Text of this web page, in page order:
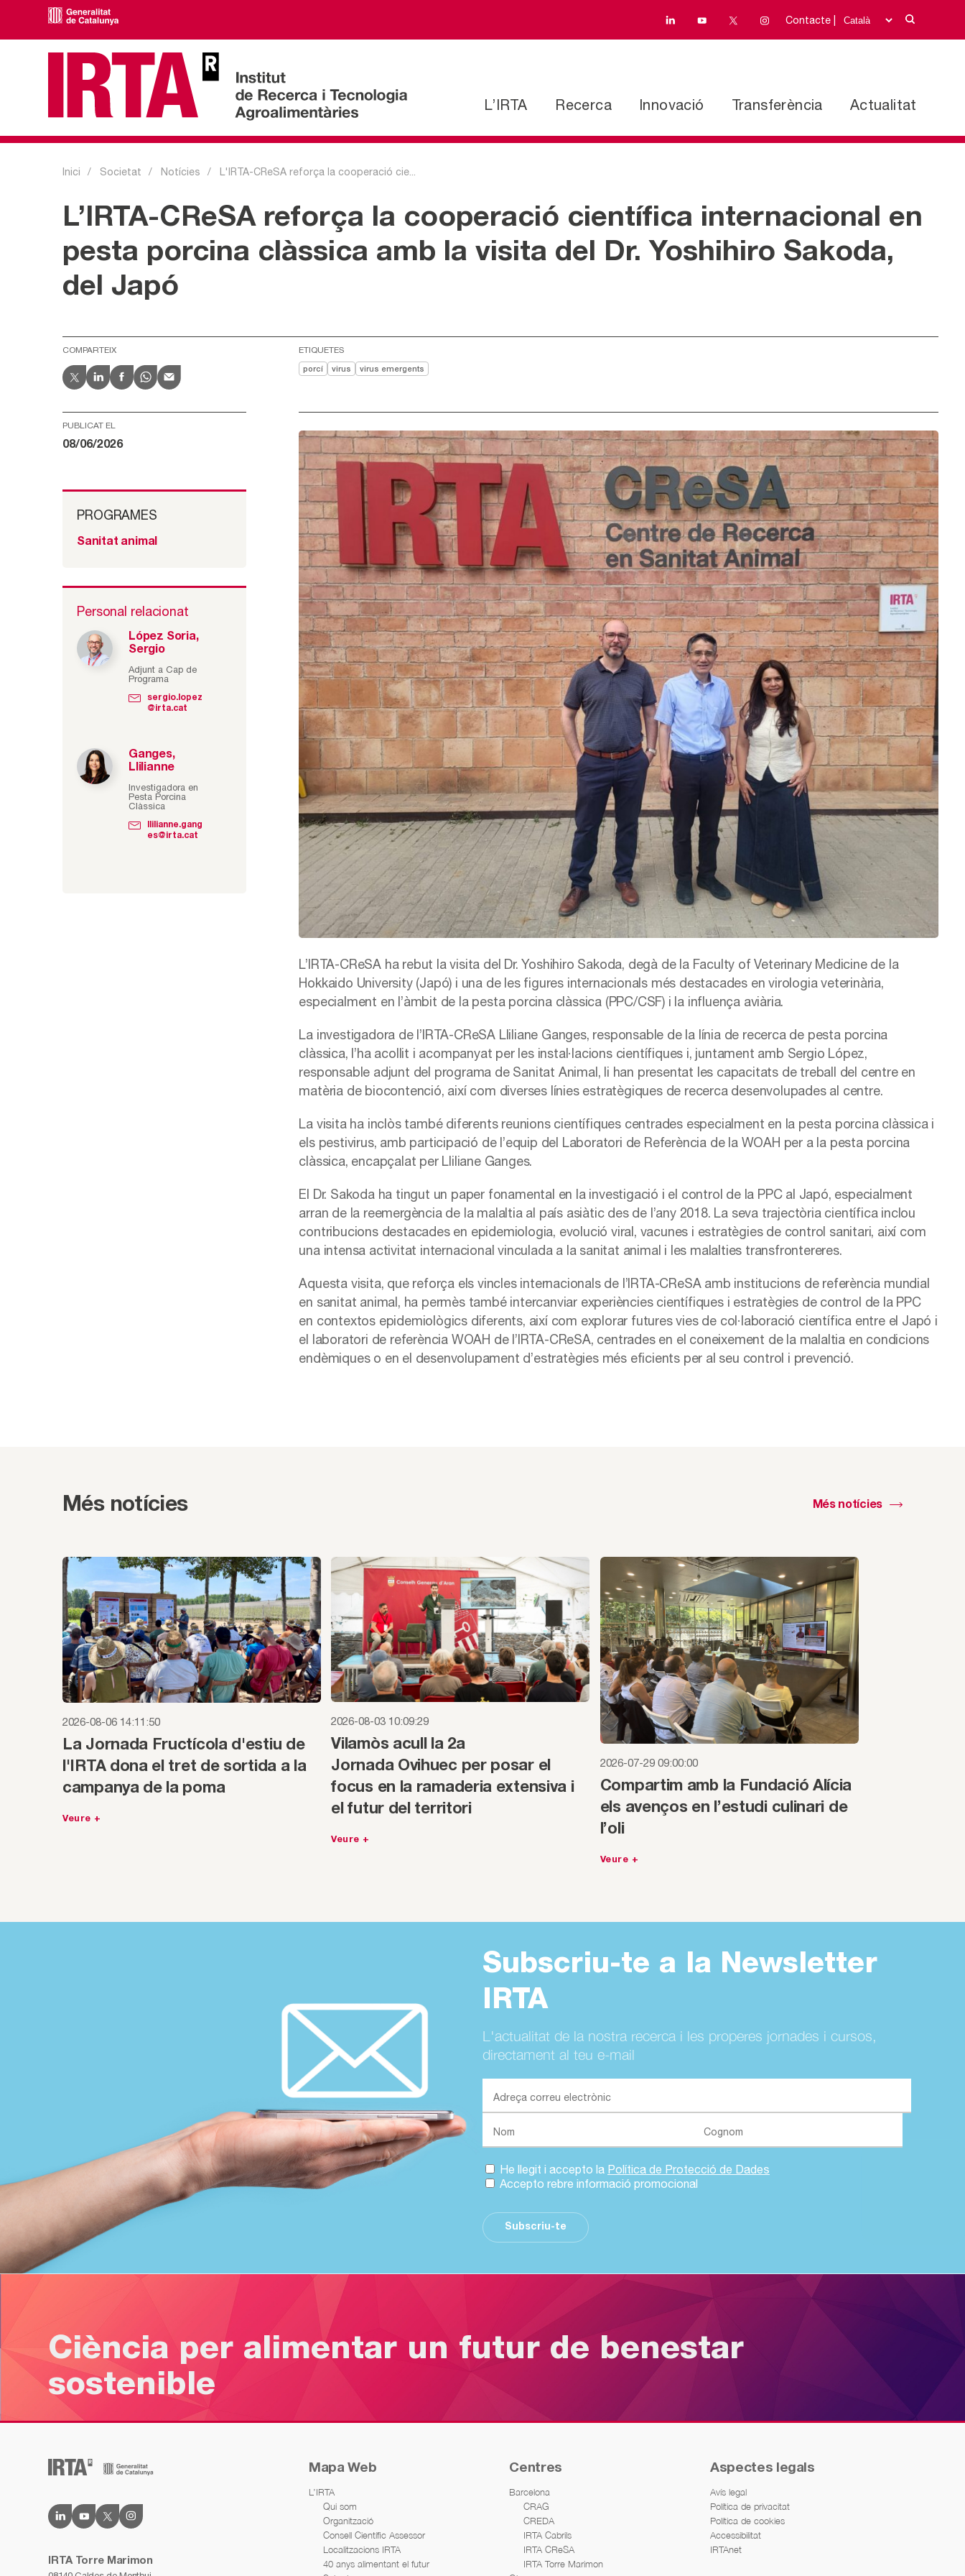
Contacte |
L’IRTA Recerca Innovació Transferència Actualitat
Inici Societat Notícies L'IRTA-CReSA reforça la cooperació cie...
L’IRTA-CReSA reforça la cooperació científica internacional en
pesta porcina clàssica amb la visita del Dr. Yoshihiro Sakoda,
del Japó
COMPARTEIX ETIQUETES
porcí virus virus emergents
L’IRTA-CReSA ha rebut la visita del Dr. Yoshihiro Sakoda, degà de la Faculty of Veterinary Medicine de la
Hokkaido University (Japó) i una de les figures internacionals més destacades en virologia veterinària,
especialment en l’àmbit de la pesta porcina clàssica (PPC/CSF) i la influença aviària.
La investigadora de l’IRTA-CReSA Lliliane Ganges, responsable de la línia de recerca de pesta porcina
clàssica, l’ha acollit i acompanyat per les instal·lacions científiques i, juntament amb Sergio López,
responsable adjunt del programa de Sanitat Animal, li han presentat les capacitats de treball del centre en
matèria de biocontenció, així com diverses línies estratègiques de recerca desenvolupades al centre.
La visita ha inclòs també diferents reunions científiques centrades especialment en la pesta porcina clàssica i
els pestivirus, amb participació de l’equip del Laboratori de Referència de la WOAH per a la pesta porcina
clàssica, encapçalat per Lliliane Ganges.
El Dr. Sakoda ha tingut un paper fonamental en la investigació i el control de la PPC al Japó, especialment
arran de la reemergència de la malaltia al país asiàtic des de l’any 2018. La seva trajectòria científica inclou
contribucions destacades en epidemiologia, evolució viral, vacunes i estratègies de control sanitari, així com
una intensa activitat internacional vinculada a la sanitat animal i les malalties transfrontereres.
Aquesta visita, que reforça els vincles internacionals de l’IRTA-CReSA amb institucions de referència mundial
en sanitat animal, ha permès també intercanviar experiències científiques i estratègies de control de la PPC
en contextos epidemiològics diferents, així com explorar futures vies de col·laboració científica entre el Japó i
el laboratori de referència WOAH de l’IRTA-CReSA, centrades en el coneixement de la malaltia en condicions
endèmiques o en el desenvolupament d’estratègies més eficients per al seu control i prevenció.
PUBLICAT EL
08/06/2026
PROGRAMES
Sanitat animal
Personal relacionat
López Soria,
Sergio
Adjunt a Cap de
Programa
sergio.lopez
@irta.cat
Ganges,
Llilianne
Investigadora en
Pesta Porcina
Clàssica
llilianne.gang
es@irta.cat
Més notícies
2026-08-06 14:11:50
La Jornada Fructícola d'estiu de
l'IRTA dona el tret de sortida a la
campanya de la poma
Veure +
2026-08-03 10:09:29
Vilamòs acull la 2a
Jornada Ovihuec per posar el
focus en la ramaderia extensiva i
el futur del territori
Veure +
2026-07-29 09:00:00
Compartim amb la Fundació Alícia
els avenços en l’estudi culinari de
l’oli
Veure +
Més notícies
Subscriu-te a la Newsletter
IRTA
L'actualitat de la nostra recerca i les properes jornades i cursos,
directament al teu e-mail
He llegit i accepto la Política de Protecció de Dades
Accepto rebre informació promocional
Subscriu-te
Ciència per alimentar un futur de benestar
sostenible
IRTA Torre Marimon
Mapa Web
L’IRTA
Qui som
Organització
Consell Científic Assessor
Localitzacions IRTA
40 anys alimentant el futur
Centres
Barcelona
CRAG
CREDA
IRTA Cabrils
IRTA CReSA
IRTA Torre Marimon
Aspectes legals
Avís legal
Política de privacitat
Política de cookies
Accessibilitat
IRTAnet